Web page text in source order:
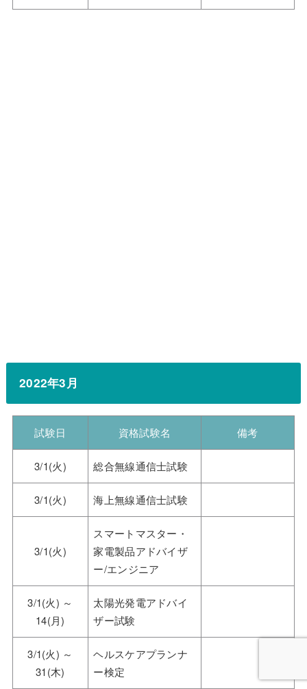
2022年3月
試験日 資格試験名 備考
3/1(火) 総合無線通信士試験
3/1(火) 海上無線通信士試験
3/1(火)
スマートマスター・
家電製品アドバイザ
ー/エンジニア
3/1(火) ～
14(月)
太陽光発電アドバイ
ザー試験
3/1(火) ～
31(木)
ヘルスケアプランナ
ー検定